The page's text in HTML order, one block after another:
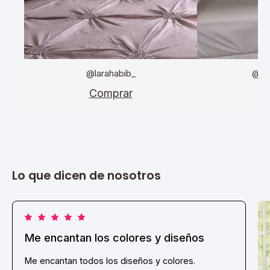
@larahabib_
Comprar
Lo que dicen de nosotros
Me encantan los colores y diseños
Me encantan todos los diseños y colores.